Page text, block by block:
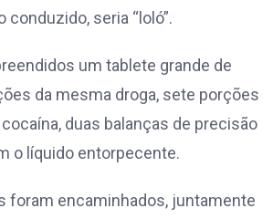
conduzido, seria “loló”.
um tablete grande de
da mesma droga, sete porções
duas balanças de precisão
o líquido entorpecente.
foram encaminhados, juntamente